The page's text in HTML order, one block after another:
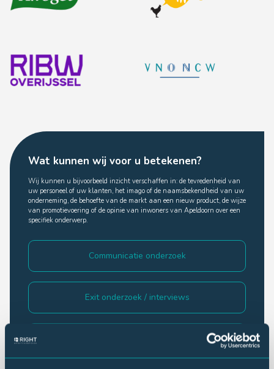
Wat kunnen wij voor u betekenen?
Wij kunnen u bijvoorbeeld inzicht verschaffen in: de tevredenheid van
uw personeel of uw klanten, het imago of de naamsbekendheid van uw
onderneming, de behoefte van de markt aan een nieuw product, de wijze
van promotievoering of de opinie van inwoners van Apeldoorn over een
specifiek onderwerp.
Communicatie onderzoek
Exit onderzoek / interviews